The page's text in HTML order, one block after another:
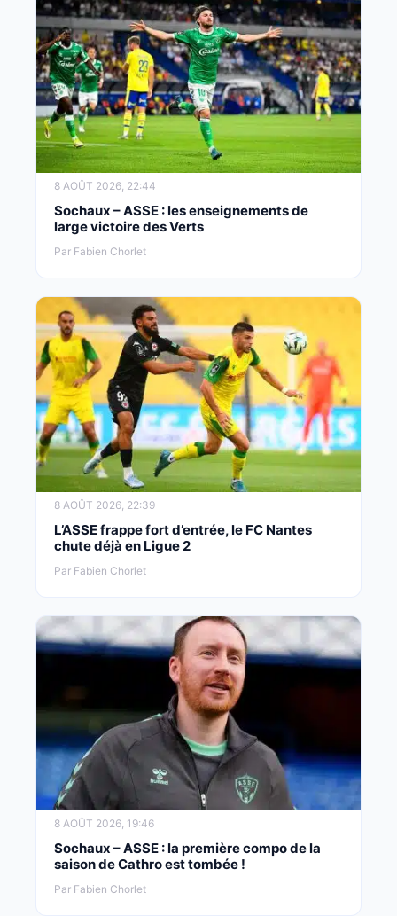
8 AOÛT 2026, 22:44
Sochaux – ASSE : les enseignements de
large victoire des Verts
Par Fabien Chorlet
8 AOÛT 2026, 22:39
L’ASSE frappe fort d’entrée, le FC Nantes
chute déjà en Ligue 2
Par Fabien Chorlet
8 AOÛT 2026, 19:46
Sochaux – ASSE : la première compo de la
saison de Cathro est tombée !
Par Fabien Chorlet